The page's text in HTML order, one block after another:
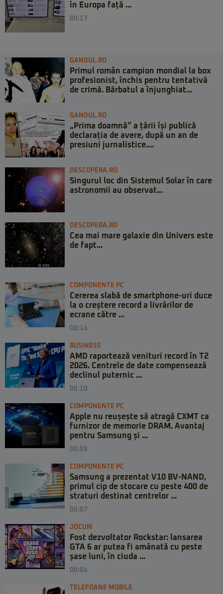
în Europa față ...
00:17
GANDUL.RO
Primul român campion mondial la box
profesionist, închis pentru tentativă
de crimă. Bărbatul a înjunghiat...
GANDUL.RO
„Prima doamnă” a țării își publică
declarația de avere, după un an de
presiuni jurnalistice....
DESCOPERA.RO
Singurul loc din Sistemul Solar în care
astronomii au observat...
DESCOPERA.RO
Cea mai mare galaxie din Univers este
de fapt...
COMPONENTE PC
Cererea slabă de smartphone-uri duce
la o creștere record a livrărilor de
ecrane către ...
00:14
BUSINESS
AMD raportează venituri record în T2
2026. Centrele de date compensează
declinul puternic ...
00:10
COMPONENTE PC
Apple nu reușește să atragă CXMT ca
furnizor de memorie DRAM. Avantaj
pentru Samsung și ...
00:09
COMPONENTE PC
Samsung a prezentat V10 BV-NAND,
primul cip de stocare cu peste 400 de
straturi destinat centrelor ...
00:07
JOCURI
Fost dezvoltator Rockstar: lansarea
GTA 6 ar putea fi amânată cu peste
șase luni, în ciuda ...
00:04
TELEFOANE MOBILE